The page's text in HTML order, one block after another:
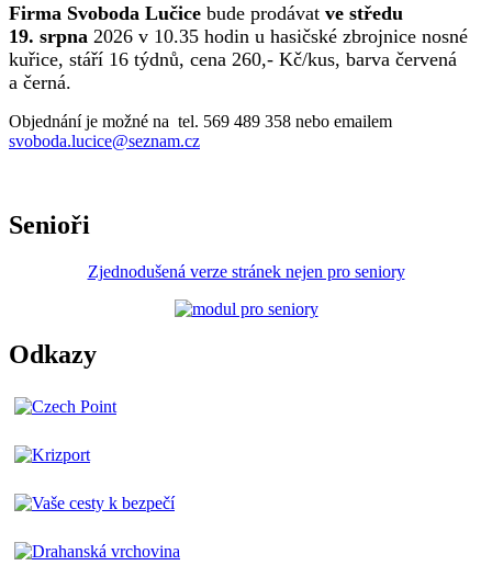
Firma Svoboda Lučice bude prodávat ve středu
19. srpna 2026 v 10.35 hodin u hasičské zbrojnice nosné
kuřice, stáří 16 týdnů, cena 260,- Kč/kus, barva červená
a černá.
Objednání je možné na tel. 569 489 358 nebo emailem
svoboda.lucice@seznam.cz
Senioři
Zjednodušená verze stránek nejen pro seniory
Odkazy